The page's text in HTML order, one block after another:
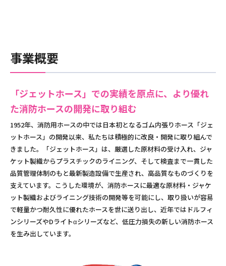
事業概要
「ジェットホース」での実績を原点に、より優れ
た消防ホースの開発に取り組む
1952年、消防用ホースの中では日本初となるゴム内張りホース「ジェ
ットホース」の開発以来、私たちは積極的に改良・開発に取り組んで
きました。「ジェットホース」は、厳選した原材料の受け入れ、ジャ
ケット製織からプラスチックのライニング、そして検査まで一貫した
品質管理体制のもと最新製造設備で生産され、高品質なものづくりを
支えています。こうした環境が、消防ホースに最適な原材料・ジャケ
ット製織およびライニング技術の開発等を可能にし、取り扱いが容易
で軽量かつ耐久性に優れたホースを世に送り出し、近年ではドルフィ
ンシリーズやDライトαシリーズなど、低圧力損失の新しい消防ホース
を生み出しています。